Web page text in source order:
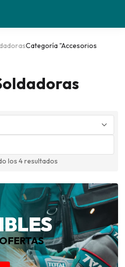
Categoría "Accesorios
los 4 resultados